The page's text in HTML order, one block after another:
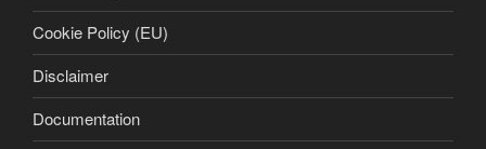
Cookie Policy (EU)
Disclaimer
Documentation